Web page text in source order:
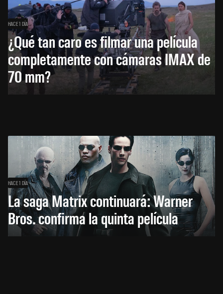
HACE 1 DÍA
¿Qué tan caro es filmar una película
completamente con cámaras IMAX de
70 mm?
HACE 1 DÍA
La saga Matrix continuará: Warner
Bros. confirma la quinta película